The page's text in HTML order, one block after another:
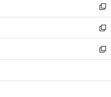
く
で
開
く
ド
ウ
で
開
く
ィ
ン
ド
ウ
で
開
い
ウ
ィ
ン
ド
ウ
開
新
し
い
ウ
ィ
ン
ウ
新
し
い
ウ
ン
新
し
ウ